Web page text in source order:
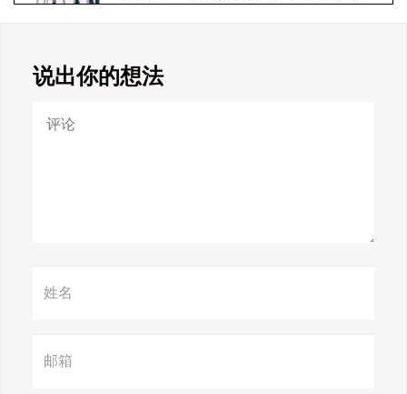
Google SEO终极秘籍，一夜跻
说出你的想法